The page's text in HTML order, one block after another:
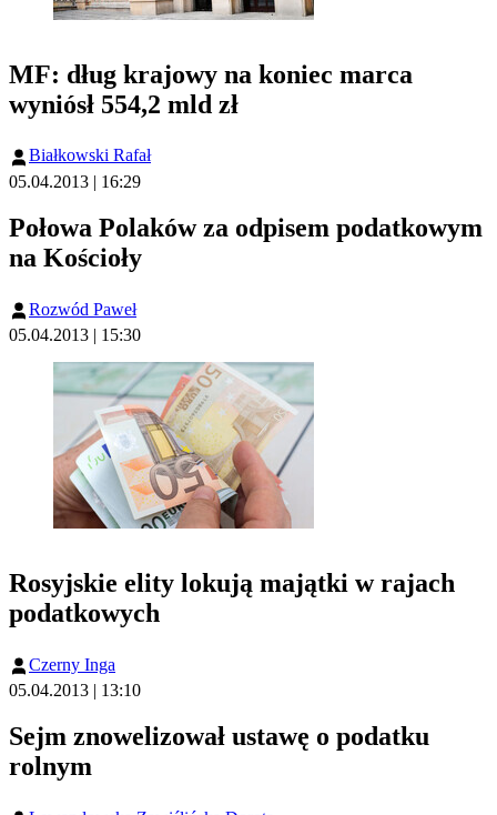
MF: dług krajowy na koniec marca
wyniósł 554,2 mld zł
Białkowski Rafał
05.04.2013 | 16:29
Połowa Polaków za odpisem podatkowym
na Kościoły
Rozwód Paweł
05.04.2013 | 15:30
Rosyjskie elity lokują majątki w rajach
podatkowych
Czerny Inga
05.04.2013 | 13:10
Sejm znowelizował ustawę o podatku
rolnym